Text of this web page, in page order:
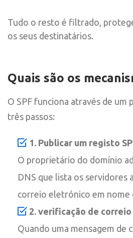
Tudo o resto é filtrado,
os seus destinatários.
Quais são os
O SPF funciona através de um
três passos:
1. Publicar um registo
O proprietário do domínio
DNS que lista os servidores
correio eletrónico em nome
2. verificação de
Quando uma mensagem de